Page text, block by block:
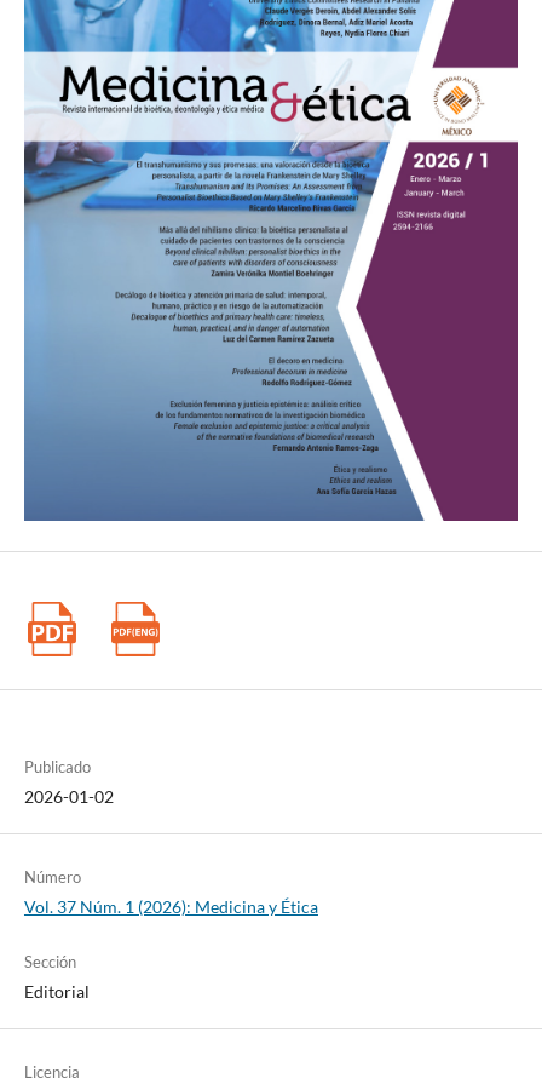
Publicado
2026-01-02
Número
Vol. 37 Núm. 1 (2026): Medicina y Ética
Sección
Editorial
Licencia